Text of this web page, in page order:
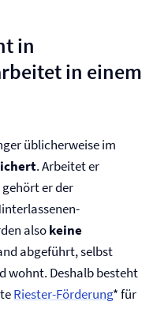
in
in einem
üblicherweise im
. Arbeitet er
gehört er der
alsokeine
abgeführt, selbst
wohnt. Deshalb besteht
Riester-Förderung* für